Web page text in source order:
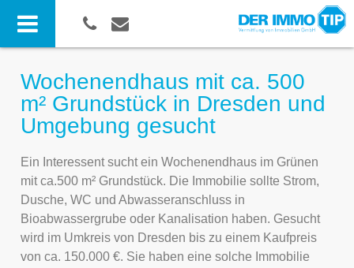
Wochenendhaus mit ca. 500
m² Grundstück in Dresden und
Umgebung gesucht
Ein Interessent sucht ein Wochenendhaus im Grünen
mit ca.500 m² Grundstück. Die Immobilie sollte Strom,
Dusche, WC und Abwasseranschluss in
Bioabwassergrube oder Kanalisation haben. Gesucht
wird im Umkreis von Dresden bis zu einem Kaufpreis
von ca. 150.000 €. Sie haben eine solche Immobilie